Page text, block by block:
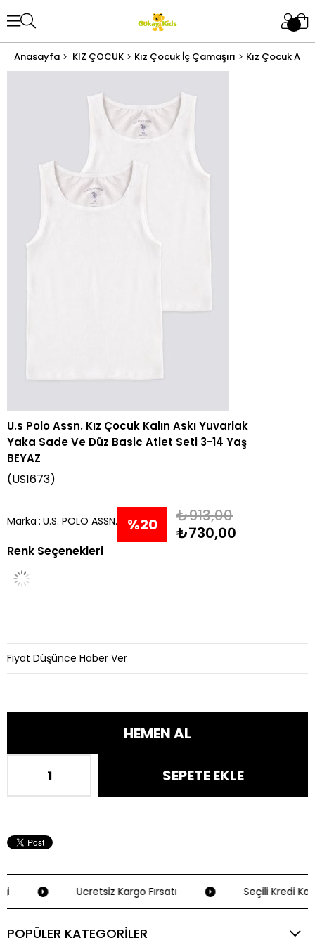
Anasayfa KIZ ÇOCUK Kız Çocuk İç Çamaşırı Kız Çocuk
U.s Polo Assn. Kız Çocuk Kalın Askı Yuvarlak
Yaka Sade Ve Düz Basic Atlet Seti 3-14 Yaş
BEYAZ
(US1673)
Marka : U.S. POLO ASSN. %20
₺913,00
₺730,00
Renk Seçenekleri
Fiyat Düşünce Haber Ver
Ücretsiz Kargo Fırsatı Seçili Kredi
POPÜLER KATEGORİLER